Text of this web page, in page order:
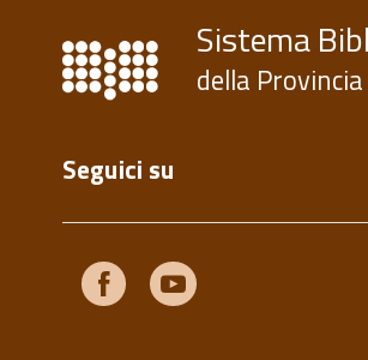
Sistema
della
Seguici su
Facebook